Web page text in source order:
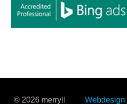
© 2026 merryll Webdesign